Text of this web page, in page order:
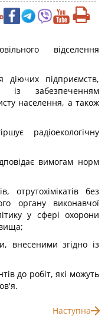
відселення
діючих підприємств,
із забезпеченням
населення, а також
радіоекологічну
вимогам норм
отрутохімікатів без
органу виконавчої
у сфері охорони
внесеними згідно із
до робіт, які можуть
Наступна